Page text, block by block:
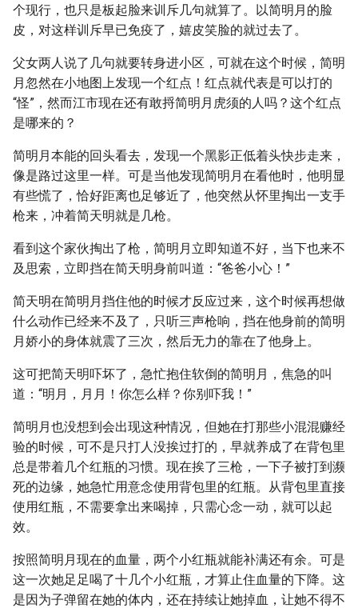
个现行，也只是板起脸来训斥几句就算了。以简明月的脸
皮，对这样训斥早已免疫了，嬉皮笑脸的就过去了。
父女两人说了几句就要转身进小区，可就在这个时候，简明
月忽然在小地图上发现一个红点！红点就代表是可以打的
“怪”，然而江市现在还有敢捋简明月虎须的人吗？这个红点
是哪来的？
简明月本能的回头看去，发现一个黑影正低着头快步走来，
像是路过这里一样。可是当他发现简明月在看他时，他明显
有些慌了，恰好距离也足够近了，他突然从怀里掏出一支手
枪来，冲着简天明就是几枪。
看到这个家伙掏出了枪，简明月立即知道不好，当下也来不
及思索，立即挡在简天明身前叫道：“爸爸小心！”
简天明在简明月挡住他的时候才反应过来，这个时候再想做
什么动作已经来不及了，只听三声枪响，挡在他身前的简明
月娇小的身体就震了三次，然后无力的靠在了他身上。
这可把简天明吓坏了，急忙抱住软倒的简明月，焦急的叫
道：“明月，月月！你怎么样？你别吓我！”
简明月也没想到会出现这种情况，但她在打那些小混混赚经
验的时候，可不是只打人没挨过打的，早就养成了在背包里
总是带着几个红瓶的习惯。现在挨了三枪，一下子被打到濒
死的边缘，她急忙用意念使用背包里的红瓶。从背包里直接
使用红瓶，不需要拿出来喝掉，只需心念一动，就可以起
效。
按照简明月现在的血量，两个小红瓶就能补满还有余。可是
这一次她足足喝了十几个小红瓶，才算止住血量的下降。这
是因为子弹留在她的体内，还在持续让她掉血，让她不得不